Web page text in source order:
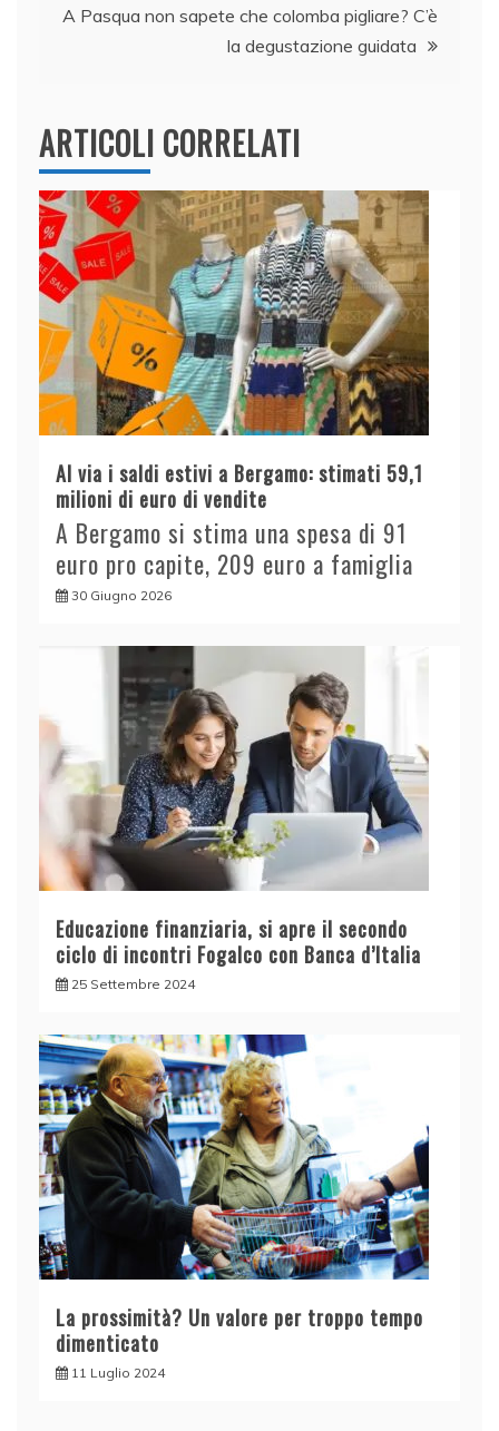
k
A Pasqua non sapete che colomba pigliare? C’è
la degustazione guidata
ARTICOLI CORRELATI
Al via i saldi estivi a Bergamo: stimati 59,1
milioni di euro di vendite
A Bergamo si stima una spesa di 91
euro pro capite, 209 euro a famiglia
30 Giugno 2026
Educazione finanziaria, si apre il secondo
ciclo di incontri Fogalco con Banca d’Italia
25 Settembre 2024
La prossimità? Un valore per troppo tempo
dimenticato
11 Luglio 2024